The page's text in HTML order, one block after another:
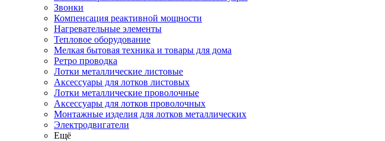
Звонки
Компенсация реактивной мощности
Нагревательные элементы
Тепловое оборудование
Мелкая бытовая техника и товары для дома
Ретро проводка
Лотки металлические листовые
Аксессуары для лотков листовых
Лотки металлические проволочные
Аксессуары для лотков проволочных
Монтажные изделия для лотков металлических
Электродвигатели
Ещё